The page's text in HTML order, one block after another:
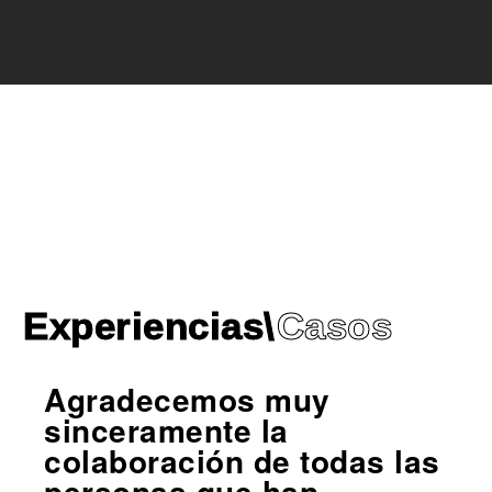
Experiencias\Casos
Agradecemos muy
sinceramente la
colaboración de todas las